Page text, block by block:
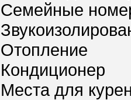
Семейные
Отопление
Кондиционер
Места для